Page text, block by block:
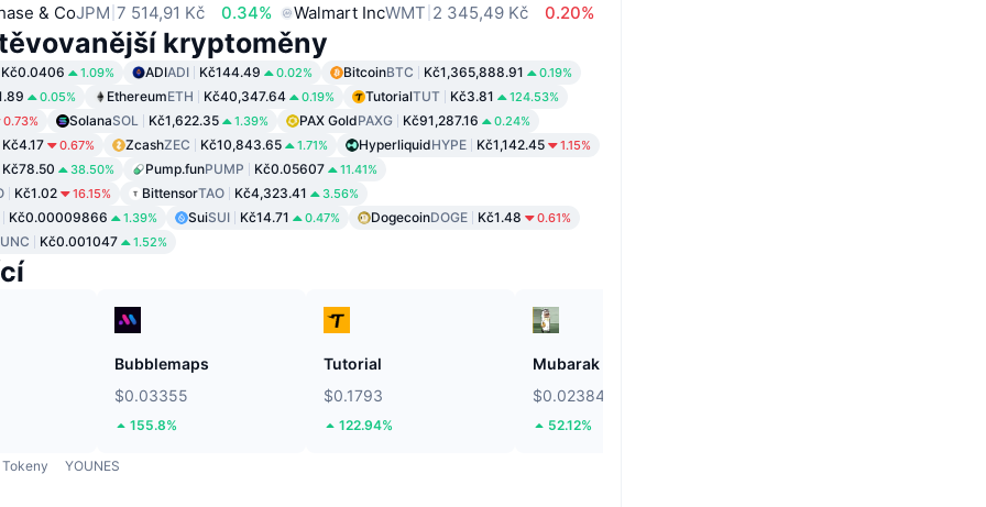
& CoJPM 7 514,91 Kč 0.34% Walmart IncWMT 2 345,49 Kč 0.20%
kryptoměny
Kč0.0406 1.09% ADIADI Kč144.49 0.02% BitcoinBTC Kč1,365,888.91 0.19%
0.05% EthereumETH Kč40,347.64 0.19% TutorialTUT Kč3.81 124.53%
0.73% SolanaSOL Kč1,622.35 1.39% PAX GoldPAXG Kč91,287.16 0.24%
Kč4.17 0.67% ZcashZEC Kč10,843.65 1.71% HyperliquidHYPE Kč1,142.45 1.15%
Kč78.50 38.50% Pump.funPUMP Kč0.05607 11.41%
Kč1.02 16.15% BittensorTAO Kč4,323.41 3.56%
Kč0.00009866 1.39% SuiSUI Kč14.71 0.47% DogecoinDOGE Kč1.48 0.61%
Kč0.001047 1.52%
Bubblemaps
$0.03355
155.8%
Tutorial
$0.1793
122.94%
Mubarak
$0.02384
52.12%
Tokeny YOUNES